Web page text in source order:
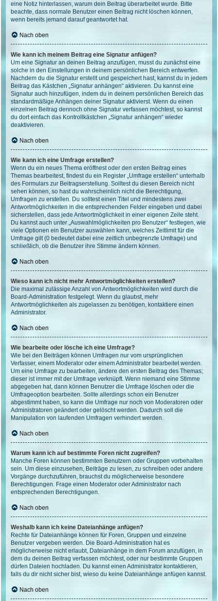
eine Notiz hinterlassen, warum dein Beitrag überarbeitet wurde. Bitte
beachte, dass normale Benutzer einen Beitrag nicht löschen können,
wenn bereits jemand darauf geantwortet hat.
Nach oben
Wie kann ich meinem Beitrag eine Signatur anfügen?
Um eine Signatur an deinen Beitrag anzufügen, musst du zunächst eine
solche in den Einstellungen in deinem persönlichen Bereich entwerfen.
Nachdem du die Signatur erstellt und gespeichert hast, kannst du in jedem
Beitrag das Kästchen „Signatur anhängen“ aktivieren. Du kannst eine
Signatur auch hinzufügen, indem du in deinem persönlichen Bereich das
standardmäßige Anhängen deiner Signatur aktivierst. Wenn du einen
einzelnen Beitrag dennoch ohne Signatur verfassen möchtest, so kannst
du dort einfach das Kontrollkästchen „Signatur anhängen“ wieder
deaktivieren.
Nach oben
Wie kann ich eine Umfrage erstellen?
Wenn du ein neues Thema eröffnest oder den ersten Beitrag eines
Themas bearbeitest, findest du ein Register „Umfrage erstellen“ unterhalb
des Formulars zur Beitragserstellung. Solltest du diesen Bereich nicht
sehen können, so hast du wahrscheinlich nicht die Berechtigung,
Umfragen zu erstellen. Du solltest einen Titel und mindestens zwei
Antwortmöglichkeiten in die entsprechenden Felder eingeben und dabei
sicherstellen, dass jede Antwortmöglichkeit in einer eigenen Zeile steht.
Du kannst auch unter „Auswahlmöglichkeiten pro Benutzer“ festlegen, wie
viele Optionen ein Benutzer auswählen kann, welches Zeitlimit für die
Umfrage gilt (0 bedeutet dabei eine zeitlich unbegrenzte Umfrage) und
schließlich, ob die Benutzer ihre Stimme ändern können.
Nach oben
Wieso kann ich nicht mehr Antwortmöglichkeiten erstellen?
Die maximal zulässige Anzahl von Antwortmöglichkeiten wird durch die
Board-Administration festgelegt. Wenn du glaubst, mehr
Antwortmöglichkeiten als zugelassen zu benötigen, kontaktiere einen
Administrator.
Nach oben
Wie bearbeite oder lösche ich eine Umfrage?
Wie bei den Beiträgen können Umfragen nur vom ursprünglichen
Verfasser, einem Moderator oder einem Administrator bearbeitet werden.
Um eine Umfrage zu bearbeiten, ändere den ersten Beitrag des Themas;
dieser ist immer mit der Umfrage verknüpft. Wenn niemand eine Stimme
abgegeben hat, dann können Benutzer die Umfrage löschen oder die
Umfrageoption bearbeiten. Sollte allerdings schon ein Benutzer
abgestimmt haben, so kann die Umfrage nur noch von Moderatoren oder
Administratoren geändert oder gelöscht werden. Dadurch soll die
Manipulation von laufenden Umfragen verhindert werden.
Nach oben
Warum kann ich auf bestimmte Foren nicht zugreifen?
Manche Foren können bestimmten Benutzern oder Gruppen vorbehalten
sein. Um diese einzusehen, Beiträge zu lesen, zu schreiben oder andere
Vorgänge durchzuführen, brauchst du möglicherweise besondere
Berechtigungen. Frage einen Moderator oder Administrator nach
entsprechenden Berechtigungen.
Nach oben
Weshalb kann ich keine Dateianhänge anfügen?
Rechte für Dateianhänge können für Foren, Gruppen und einzelne
Benutzer vergeben werden. Die Board-Administration hat es
möglicherweise nicht erlaubt, Dateianhänge in dem Forum anzufügen, in
dem du deinen Beitrag verfassen möchtest, oder nur bestimmte Gruppen
dürfen Dateien hochladen. Du kannst einen Administrator kontaktieren,
falls du dir nicht sicher bist, wieso du keine Dateianhänge anfügen kannst.
Nach oben